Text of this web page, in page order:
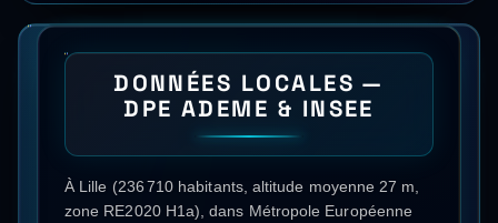
DONNÉES LOCALES —
DPE ADEME & INSEE
À Lille (236 710 habitants, altitude moyenne 27 m,
zone RE2020 H1a), dans Métropole Européenne